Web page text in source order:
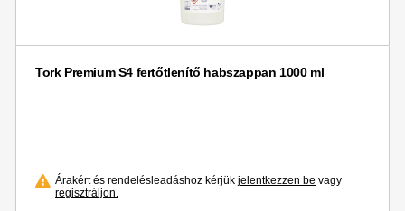
Tork Premium S4 fertőtlenítő habszappan 1000 ml
Árakért és rendelésleadáshoz kérjük jelentkezzen be vagy
regisztráljon.